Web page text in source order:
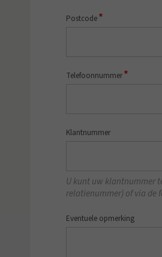
Postcode*
Telefoonnummer*
Klantnummer
U kunt uw klantnummer
relatienummer) of via de
Eventuele opmerking